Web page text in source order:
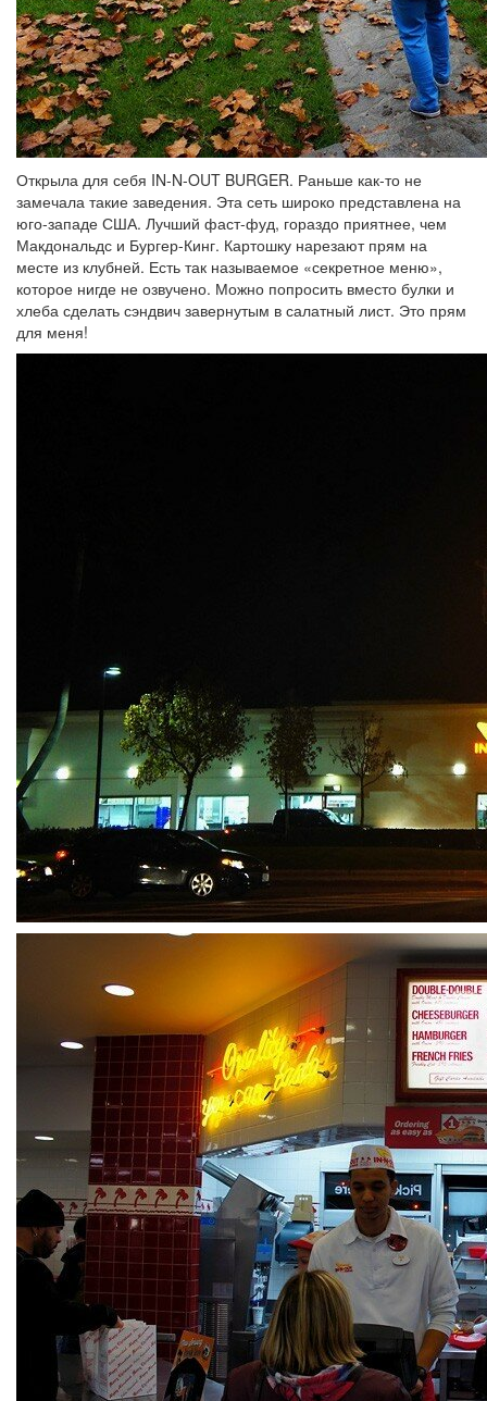
Открыла для себя IN-N-OUT BURGER. Раньше как-то не
замечала такие заведения. Эта сеть широко представлена на
юго-западе США. Лучший фаст-фуд, гораздо приятнее, чем
Макдональдс и Бургер-Кинг. Картошку нарезают прям на
месте из клубней. Есть так называемое «секретное меню»,
которое нигде не озвучено. Можно попросить вместо булки и
хлеба сделать сэндвич завернутым в салатный лист. Это прям
для меня!